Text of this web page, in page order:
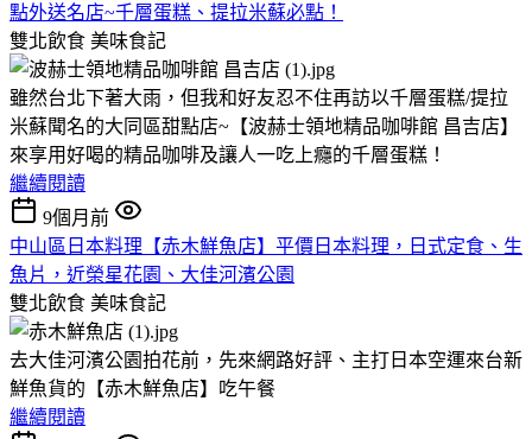
點外送名店~千層蛋糕、提拉米蘇必點！
雙北飲食 美味食記
雖然台北下著大雨，但我和好友忍不住再訪以千層蛋糕/提拉
米蘇聞名的大同區甜點店~【波赫士領地精品咖啡館 昌吉店】
來享用好喝的精品咖啡及讓人一吃上癮的千層蛋糕！
繼續閱讀
9個月前
中山區日本料理【赤木鮮魚店】平價日本料理，日式定食、生
魚片，近榮星花園、大佳河濱公園
雙北飲食 美味食記
去大佳河濱公園拍花前，先來網路好評、主打日本空運來台新
鮮魚貨的【赤木鮮魚店】吃午餐
繼續閱讀